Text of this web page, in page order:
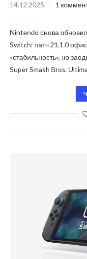
14.12.2025 1
Nintendo снова
Switch: патч 21.1.0
«стабильность», но
Super Smash Bros.